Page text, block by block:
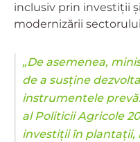
inclusiv prin investiții
modernizării
„De asemenea,
de a susține
instrumentele
al Politicii Agricole
investiții în